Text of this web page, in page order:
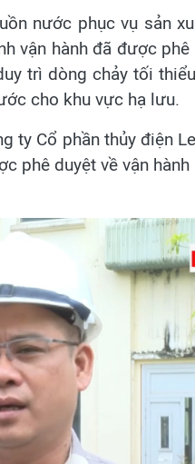
nước phục vụ sản
vận hành đã được
trì dòng chảy tối
cho khu vực hạ lưu.
ty Cổ phần thủy điện
phê duyệt về vận